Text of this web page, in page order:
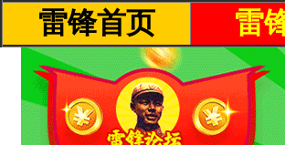
雷锋首页 雷